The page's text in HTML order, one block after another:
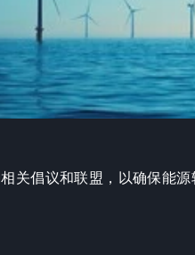
关倡议和联盟，以确保能